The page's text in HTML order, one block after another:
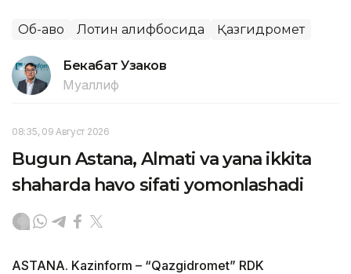
Об-ҳаво Лотин алифбосида Қазгидромет
Бекабат Узаков
Муаллиф
08:35, 09 Август 2026
Bugun Astana, Almati va yana ikkita
shaharda havo sifati yomonlashadi
ASTANA. Kazinform – “Qazgidromet” RDK